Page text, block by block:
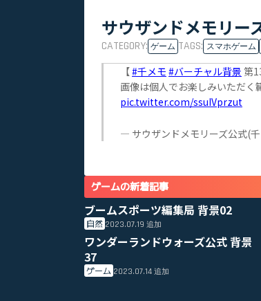
サウザンドメモリー
CATEGORY: ゲーム TAGS: スマホゲーム
【#千メモ #バーチャル背景 第
画像は個人でお楽しみいただく
pic.twitter.com/ssuIVprzut
— サウザンドメモリーズ公式(
ゲームの新着記事
ブームスポーツ編集局 背景02
自然 2023.07.19追加
ワンダーランドウォーズ公式 背景
37
ゲーム 2023.07.14追加